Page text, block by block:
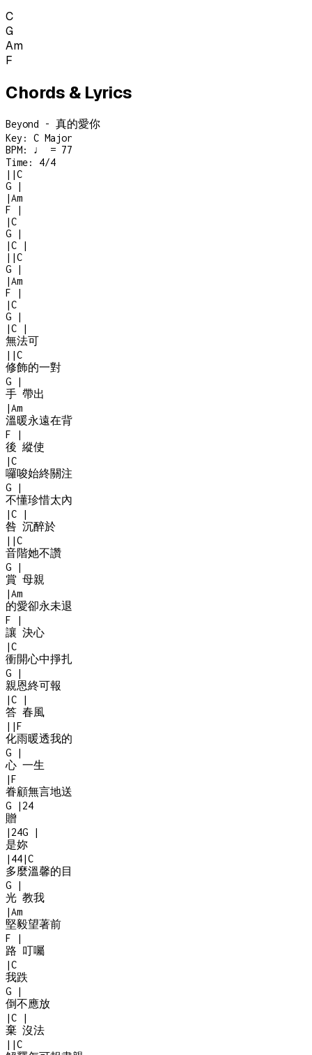
C
G
Am
F
Chords & Lyrics
Beyond - 真的愛你
Key: C Major
BPM: ♩ = 77
Time: 4/4
| |C
G
|
|Am
F
|
|C
G
|
|C
|
| |C
G
|
|Am
F
|
|C
G
|
|C
|
無法可
| |C
修飾的一對
G
|
手 帶出
|Am
溫暖永遠在背
F
|
後 縱使
|C
囉唆始終關注
G
|
不懂珍惜太內
|C
|
咎 沉醉於
| |C
音階她不讚
G
|
賞 母親
|Am
的愛卻永未退
F
|
讓 決心
|C
衝開心中掙扎
G
|
親恩終可報
|C
|
答 春風
| |F
化雨暖透我的
G
|
心 一生
|F
眷顧無言地送
G
| 24
贈
| 24G
|
是妳
| 44|C
多麼溫馨的目
G
|
光 教我
|Am
堅毅望著前
F
|
路 叮囑
|C
我跌
G
|
倒不應放
|C
|
棄 沒法
| |C